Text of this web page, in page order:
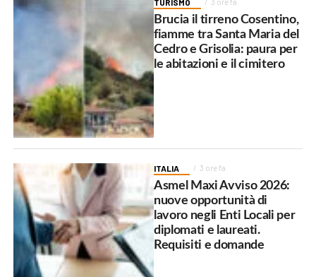
Brucia il tirreno Cosentino,
fiamme tra Santa Maria del
Cedro e Grisolia: paura per
le abitazioni e il cimitero
ITALIA 3 ore fa
Asmel Maxi Avviso 2026:
nuove opportunità di
lavoro negli Enti Locali per
diplomati e laureati.
Requisiti e domande